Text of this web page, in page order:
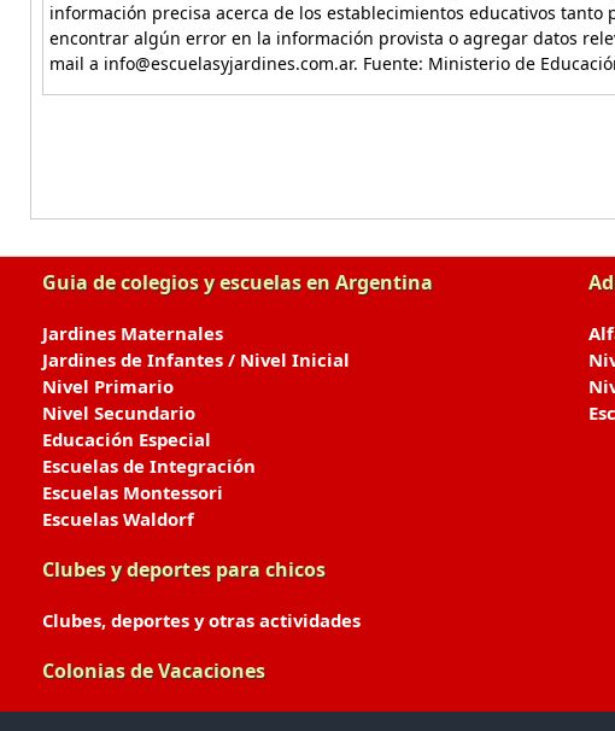
información precisa acerca de los establecimientos educativos tanto
encontrar algún error en la información provista o agregar datos
mail a info@escuelasyjardines.com.ar. Fuente: Ministerio de
Guia de colegios y escuelas en Argentina
Jardines Maternales
Jardines de Infantes / Nivel Inicial
Nivel Primario
Nivel Secundario
Educación Especial
Escuelas de Integración
Escuelas Montessori
Escuelas Waldorf
Clubes y deportes para chicos
Clubes, deportes y otras actividades
Colonias de Vacaciones